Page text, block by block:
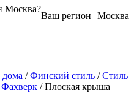
Москва
Ваш регион
Москва?
/Финский стиль /Стиль
Фахверк /Плоская крыша